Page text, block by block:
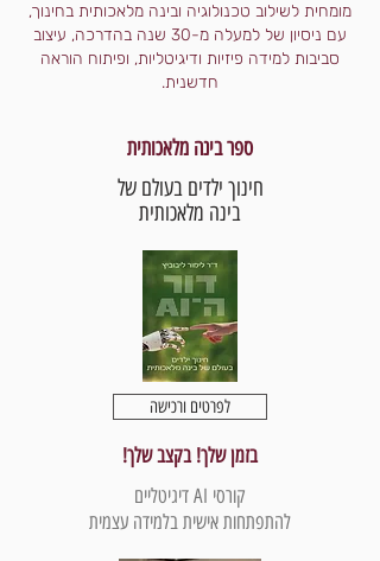
מומחית לשילוב טכנולוגיה ובינה מלאכותית בחינוך,
עם ניסיון של למעלה מ-30 שנה בהדרכה, עיצוב
סביבות למידה פיזיות ודיגיטליות, ופיתוח הוראה
חדשנית.
ספר בינה מלאכותית
חינוך ילדים בעולם של
בינה מלאכותית
לפרטים ורכישה
בזמן שלך! בקצב שלך!
קורסי AI דיגיטליים
להתפתחות אישית בלמידה עצמית